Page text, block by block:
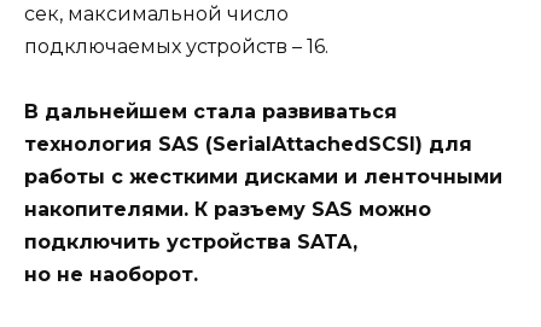
сек, максимальной число
подключаемых устройств – 16.
В дальнейшем стала развиваться
технология SAS (SerialAttachedSCSI) для
работы с жесткими дисками и ленточными
накопителями. К разъему SAS можно
подключить устройства SATA,
но не наоборот.